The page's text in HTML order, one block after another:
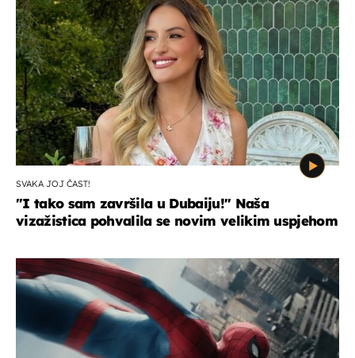
SVAKA JOJ ČAST!
"I tako sam završila u Dubaiju!" Naša
vizažistica pohvalila se novim velikim uspjehom